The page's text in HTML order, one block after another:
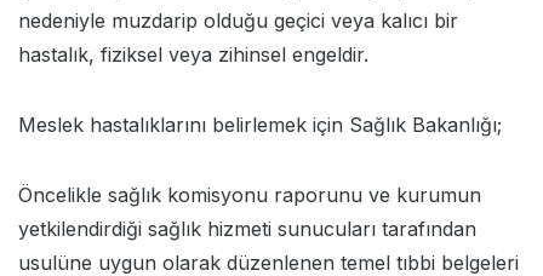
nedeniyle muzdarip olduğu geçici veya kalıcı bir
hastalık, fiziksel veya zihinsel engeldir.
Meslek hastalıklarını belirlemek için Sağlık Bakanlığı;
Öncelikle sağlık komisyonu raporunu ve kurumun
yetkilendirdiği sağlık hizmeti sunucuları tarafından
usulüne uygun olarak düzenlenen temel tıbbi belgeleri